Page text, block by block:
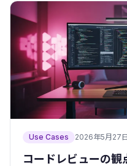
Use Cases 2026年5月27
コードレビューの観